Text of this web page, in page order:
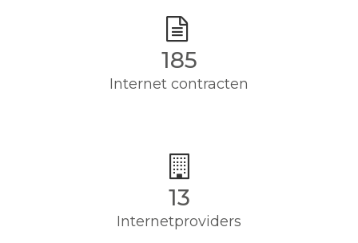
185
Internet contracten
13
Internetproviders